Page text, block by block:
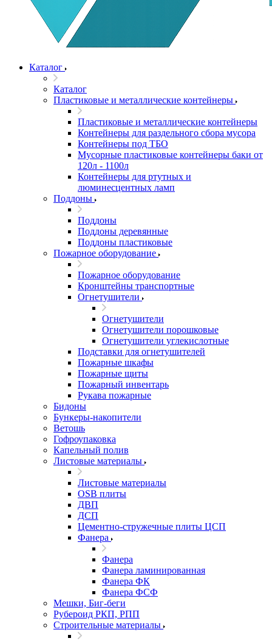
Каталог
Каталог
Пластиковые и металлические контейнеры
Пластиковые и металлические контейнеры
Контейнеры для раздельного сбора мусора
Контейнеры под ТБО
Мусорные пластиковые контейнеры баки от
120л - 1100л
Контейнеры для ртутных и
люминесцентных ламп
Поддоны
Поддоны
Поддоны деревянные
Поддоны пластиковые
Пожарное оборудование
Пожарное оборудование
Кронштейны транспортные
Огнетушители
Огнетушители
Огнетушители порошковые
Огнетушители углекислотные
Подставки для огнетушителей
Пожарные шкафы
Пожарные щиты
Пожарный инвентарь
Рукава пожарные
Бидоны
Бункеры-накопители
Ветошь
Гофроупаковка
Капельный полив
Листовые материалы
Листовые материалы
OSB плиты
ДВП
ДСП
Цементно-стружечные плиты ЦСП
Фанера
Фанера
Фанера ламинированная
Фанера ФК
Фанера ФСФ
Мешки, Биг-беги
Рубероид РКП, РПП
Строительные материалы